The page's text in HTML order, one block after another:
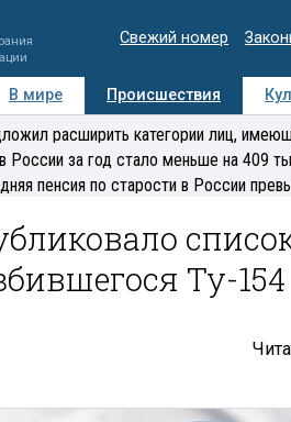
Свежий номер
В мире Происшествия
Медиацентр Интервью
расширить категории лиц,
России за год стало меньше на 409
пенсия по старости в России
Ту-154